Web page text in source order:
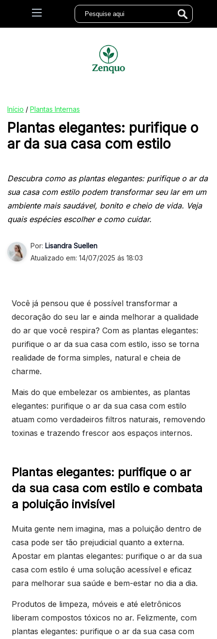
Início / Plantas Internas
Plantas elegantes: purifique o
ar da sua casa com estilo
Descubra como as plantas elegantes: purifique o ar da
sua casa com estilo podem transformar seu lar em um
ambiente mais saudável, bonito e cheio de vida. Veja
quais espécies escolher e como cuidar.
Por: Lisandra Suellen
Atualizado em: 14/07/2025 ás 18:03
Você já pensou que é possível transformar a
decoração do seu lar e ainda melhorar a qualidade
do ar que você respira? Com as plantas elegantes:
purifique o ar da sua casa com estilo, isso se torna
realidade de forma simples, natural e cheia de
charme.
Mais do que embelezar os ambientes, as plantas
elegantes: purifique o ar da sua casa com estilo
atuam como verdadeiros filtros naturais, removendo
toxinas e trazendo frescor aos espaços internos.
Plantas elegantes: purifique o ar
da sua casa com estilo e combata
a poluição invisível
Muita gente nem imagina, mas a poluição dentro de
casa pode ser tão prejudicial quanto a externa.
Apostar em plantas elegantes: purifique o ar da sua
casa com estilo é uma solução acessível e eficaz
para melhorar sua saúde e bem-estar no dia a dia.
Produtos de limpeza, móveis e até eletrônicos
liberam compostos tóxicos no ar. Felizmente, com
plantas elegantes: purifique o ar da sua casa com